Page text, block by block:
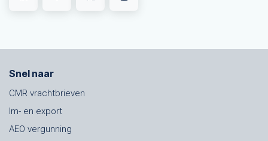
Snel naar
CMR vrachtbrieven
Im- en export
AEO vergunning